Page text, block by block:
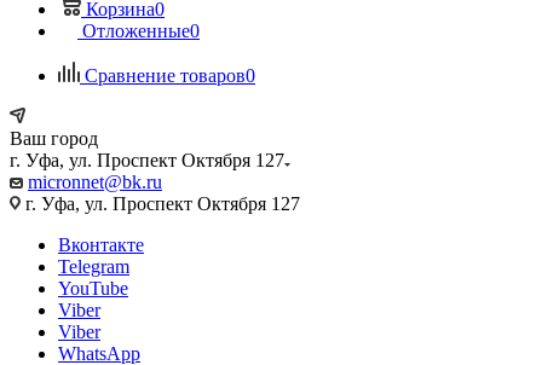
Корзина0
Отложенные0
Сравнение товаров0
Ваш город
г. Уфа, ул. Проспект Октября 127
micronnet@bk.ru
г. Уфа, ул. Проспект Октября 127
Вконтакте
Telegram
YouTube
Viber
Viber
WhatsApp